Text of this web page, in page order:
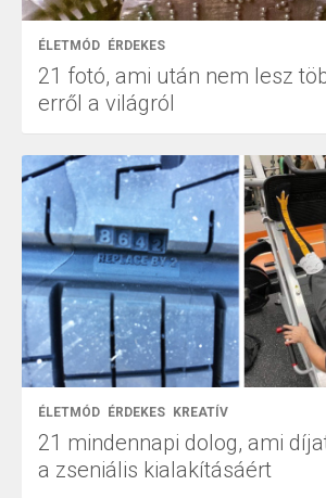
ÉLETMÓD ÉRDEKES
21 fotó, ami után nem lesz
erről a világról
ÉLETMÓD ÉRDEKES KREATÍV
21 mindennapi dolog, ami
a zseniális kialakításáért